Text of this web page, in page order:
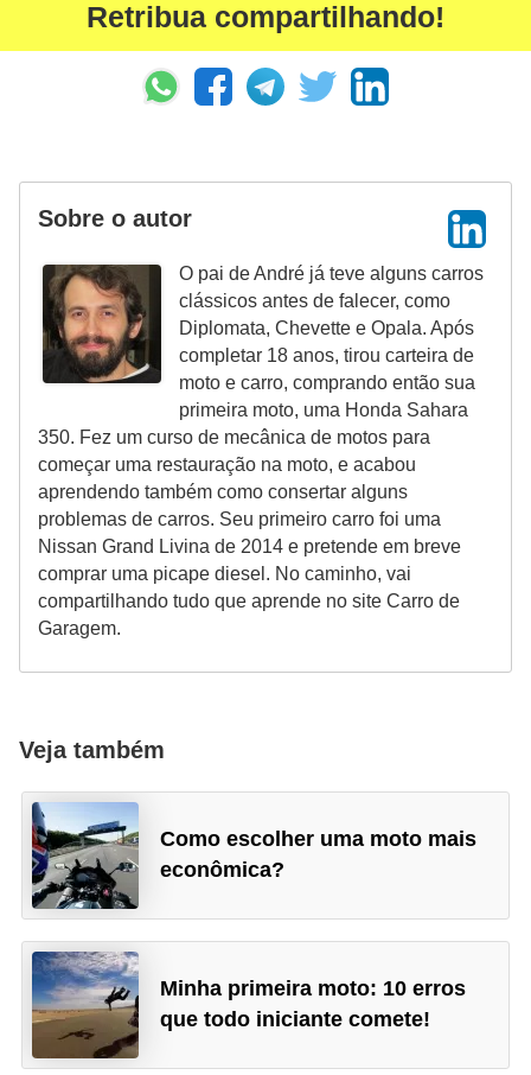
Retribua compartilhando!
Sobre o autor
O pai de André já teve alguns carros
clássicos antes de falecer, como
Diplomata, Chevette e Opala. Após
completar 18 anos, tirou carteira de
moto e carro, comprando então sua
primeira moto, uma Honda Sahara
350. Fez um curso de mecânica de motos para
começar uma restauração na moto, e acabou
aprendendo também como consertar alguns
problemas de carros. Seu primeiro carro foi uma
Nissan Grand Livina de 2014 e pretende em breve
comprar uma picape diesel. No caminho, vai
compartilhando tudo que aprende no site Carro de
Garagem.
Veja também
Como escolher uma moto mais
econômica?
Minha primeira moto: 10 erros
que todo iniciante comete!